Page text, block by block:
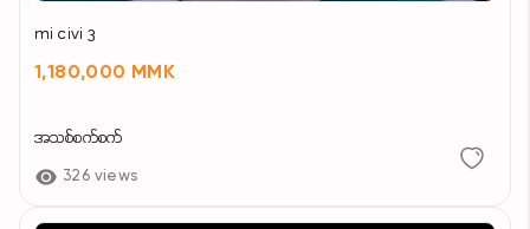
mi civi 3
1,180,000 MMK
အသစ်စက်စက်
326 views